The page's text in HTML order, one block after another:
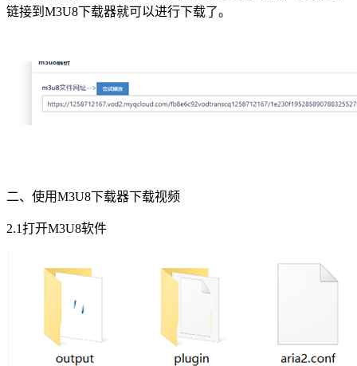
链接到M3U8下载器就可以进行下载了。
二、使用M3U8下载器下载视频
2.1打开M3U8软件